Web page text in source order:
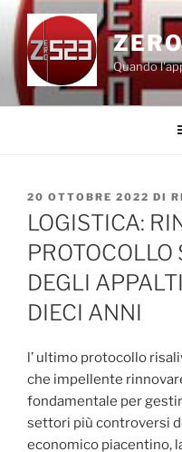
Salta
contenuto
Quando
PUBBLICATO
IL
20 OTTOBRE 2022 DI
LOGISTICA:
PROTOCOLLO
DEGLI
DIECI ANNI
l’ ultimo protocollo
che impellente
fondamentale per
settori più controversi
economico piacentino,